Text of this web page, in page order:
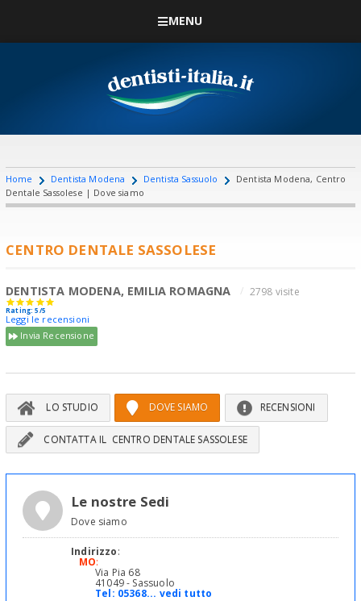
MENU
Home Dentista Modena Dentista Sassuolo
Dentista Modena, Centro
Dentale Sassolese | Dove siamo
CENTRO DENTALE SASSOLESE
DENTISTA MODENA, EMILIA ROMAGNA 2798 visite
Rating: 5/5
Leggi le recensioni
Invia Recensione
LO STUDIO DOVE SIAMO RECENSIONI
CONTATTA IL CENTRO DENTALE SASSOLESE
Le nostre Sedi
Dove siamo
Indirizzo:
MO:
Via Pia 68
41049 - Sassuolo
Tel: 05368... vedi tutto